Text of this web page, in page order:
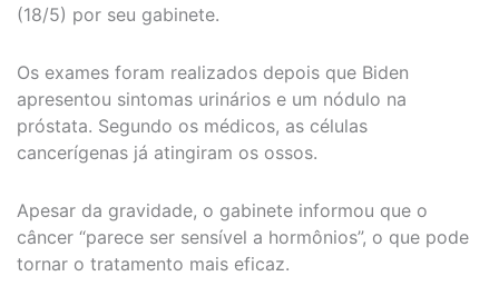
(18/5) por seu gabinete.
Os exames foram realizados depois que Biden
apresentou sintomas urinários e um nódulo na
próstata. Segundo os médicos, as células
cancerígenas já atingiram os ossos.
Apesar da gravidade, o gabinete informou que o
câncer “parece ser sensível a hormônios”, o que pode
tornar o tratamento mais eficaz.